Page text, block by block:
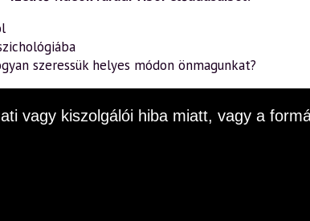
szeressük helyes módon önmagunkat?
vagy kiszolgálói hiba miatt, vagy a